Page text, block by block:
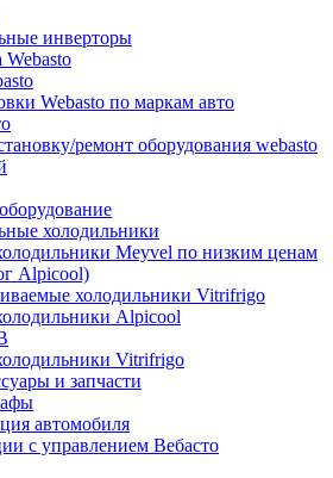
инверторы
Webasto
Webasto по маркам авто
ремонт оборудования webasto
холодильники
Meyvel по низким ценам
Alpicool)
холодильники Vitrifrigo
Alpicool
Vitrifrigo
и запчасти
автомобиля
с управлением Вебасто